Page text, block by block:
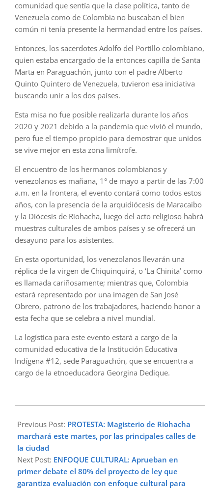
comunidad que sentía que la clase política, tanto de
Venezuela como de Colombia no buscaban el bien
común ni tenía presente la hermandad entre los países.
Entonces, los sacerdotes Adolfo del Portillo colombiano,
quien estaba encargado de la entonces capilla de Santa
Marta en Paraguachón, junto con el padre Alberto
Quinto Quintero de Venezuela, tuvieron esa iniciativa
buscando unir a los dos países.
Esta misa no fue posible realizarla durante los años
2020 y 2021 debido a la pandemia que vivió el mundo,
pero fue el tiempo propicio para demostrar que unidos
se vive mejor en esta zona limítrofe.
El encuentro de los hermanos colombianos y
venezolanos es mañana, 1° de mayo a partir de las 7:00
a.m. en la frontera, el evento contará como todos estos
años, con la presencia de la arquidiócesis de Maracaibo
y la Diócesis de Riohacha, luego del acto religioso habrá
muestras culturales de ambos países y se ofrecerá un
desayuno para los asistentes.
En esta oportunidad, los venezolanos llevarán una
réplica de la virgen de Chiquinquirá, o ‘La Chinita’ como
es llamada cariñosamente; mientras que, Colombia
estará representado por una imagen de San José
Obrero, patrono de los trabajadores, haciendo honor a
esta fecha que se celebra a nivel mundial.
La logística para este evento estará a cargo de la
comunidad educativa de la Institución Educativa
Indígena #12, sede Paraguachón, que se encuentra a
cargo de la etnoeducadora Georgina Dedique.
04-
29
Previous Post: PROTESTA: Magisterio de Riohacha
marchará este martes, por las principales calles de
la ciudad
Next Post: ENFOQUE CULTURAL: Aprueban en
primer debate el 80% del proyecto de ley que
garantiza evaluación con enfoque cultural para